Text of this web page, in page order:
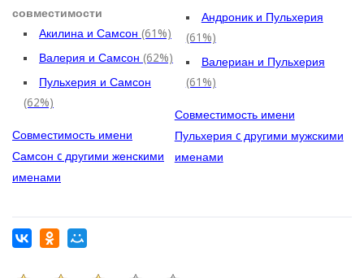
совместимости
Акилина и Самсон (61%)
Валерия и Самсон (62%)
Пульхерия и Самсон
(62%)
Совместимость имени
Самсон c другими женскими
именами
Андроник и Пульхерия
(61%)
Валериан и Пульхерия
(61%)
Совместимость имени
Пульхерия c другими мужскими
именами